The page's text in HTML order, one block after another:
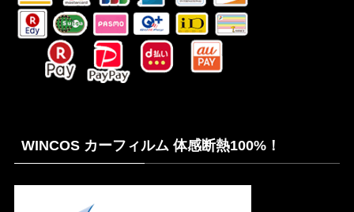
WINCOS カーフィルム 体感断熱100%！